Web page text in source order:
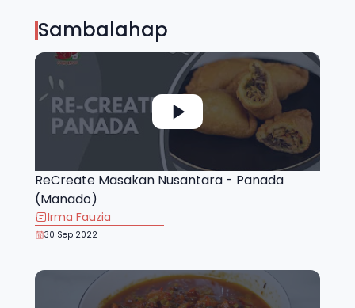
Sambalahap
ReCreate Masakan Nusantara - Panada
(Manado)
Irma Fauzia
30 Sep 2022